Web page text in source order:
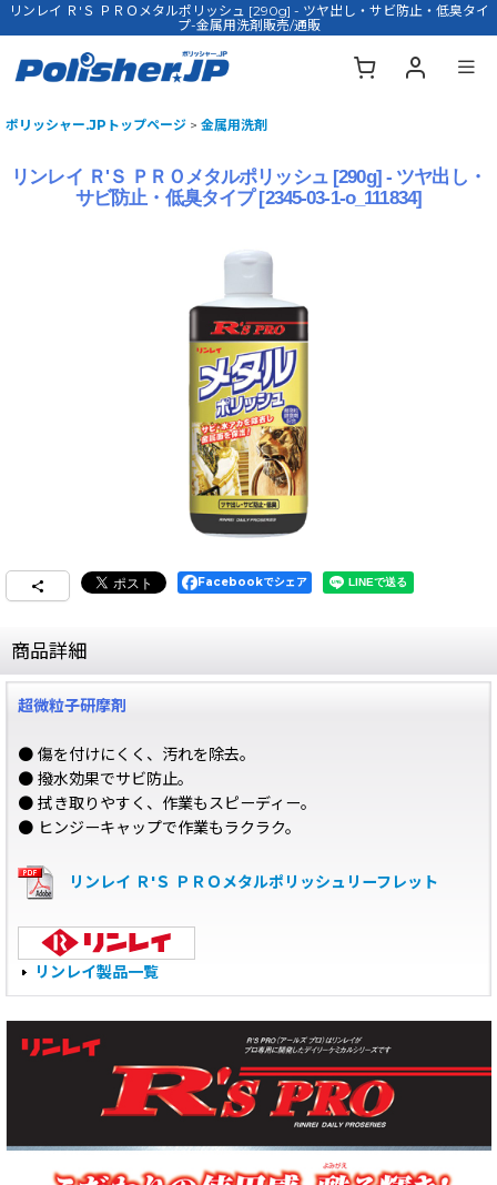
リンレイ Ｒ'Ｓ ＰＲＯメタルポリッシュ [290g] - ツヤ出し・サビ防止・低臭タイ
プ-金属用洗剤販売/通販
ポリッシャー.JPトップページ > 金属用洗剤
リンレイ Ｒ'Ｓ ＰＲＯメタルポリッシュ [290g] - ツヤ出し・
サビ防止・低臭タイプ [2345-03-1-o_111834]
Facebookでシェア
商品詳細
超微粒子研摩剤
● 傷を付けにくく、汚れを除去。
● 撥水効果でサビ防止。
● 拭き取りやすく、作業もスピーディー。
● ヒンジーキャップで作業もラクラク。
リンレイ Ｒ'Ｓ ＰＲＯメタルポリッシュリーフレット
リンレイ製品一覧